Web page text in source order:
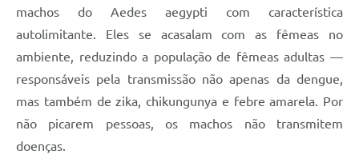
machos do Aedes aegypti com característica
autolimitante. Eles se acasalam com as fêmeas no
ambiente, reduzindo a população de fêmeas adultas —
responsáveis pela transmissão não apenas da dengue,
mas também de zika, chikungunya e febre amarela. Por
não picarem pessoas, os machos não transmitem
doenças.